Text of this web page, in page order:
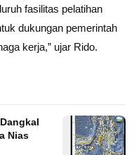
fasilitas pelatihan
dukungan pemerintah
kerja,” ujar Rido.
Nias